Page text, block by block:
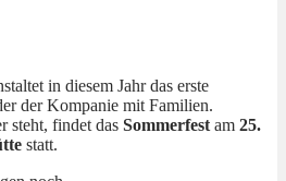
in diesem Jahr das erste
der Kompanie mit Familien.
steht, findet das Sommerfest am 25.
statt.